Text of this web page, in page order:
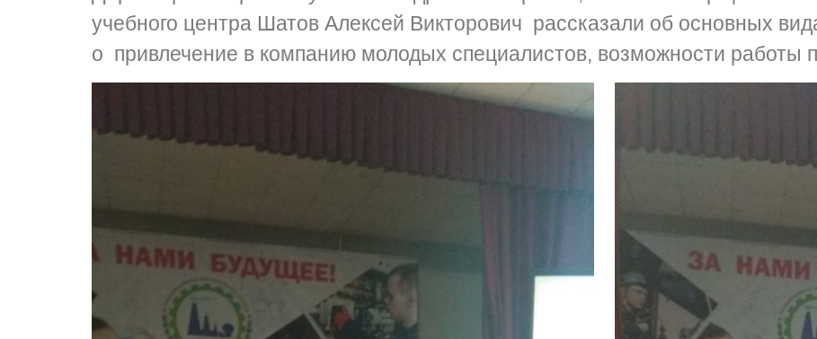
учебного центра Шатов Алексей Викторович рассказали об основных
о привлечение в компанию молодых специалистов, возможности работы